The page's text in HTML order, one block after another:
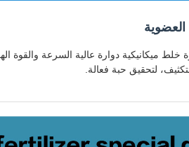
ميكانيكية دوارة عالية السرعة والقوة
لتحقيق حبة فعالة.